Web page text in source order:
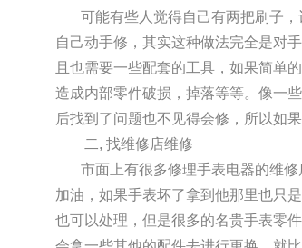
可能有些人觉得自己有两把刷子，
自己动手修，其实这种做法完全是对
且也需要一些配套的工具，如果简单
造成内部零件破损，掉落等等。像一
后找到了问题也不见得会修，所以如
二, 找维修店维修
市面上有很多修理手表电器的维修
加油，如果手表坏了拿到他那里也只
也可以处理，但是很多的名贵手表零